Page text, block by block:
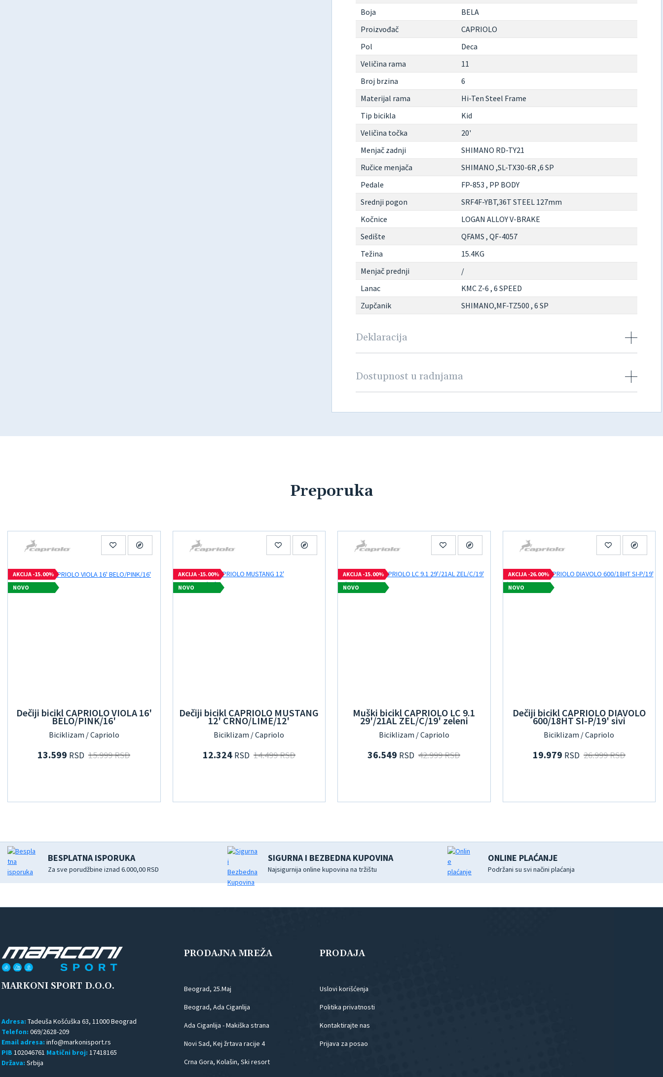
Boja
BELA
Proizvođač
CAPRIOLO
Pol
Deca
Veličina rama
11
Broj brzina
6
Materijal rama
Hi-Ten Steel Frame
Tip bicikla
Kid
Veličina točka
20'
Menjač zadnji
SHIMANO RD-TY21
Ručice menjača
SHIMANO ,SL-TX30-6R ,6 SP
Pedale
FP-853 , PP BODY
Srednji pogon
SRF4F-YBT,36T STEEL 127mm
Kočnice
LOGAN ALLOY V-BRAKE
Sedište
QFAMS , QF-4057
Težina
15.4KG
Menjač prednji
/
Lanac
KMC Z-6 , 6 SPEED
Zupčanik
SHIMANO,MF-TZ500 , 6 SP
Deklaracija
Dostupnost u radnjama
Preporuka
AKCIJA -15.00%
NOVO
Dečiji bicikl CAPRIOLO VIOLA 16'
BELO/PINK/16'
Biciklizam / Capriolo
13.599 RSD 15.999 RSD
AKCIJA -15.00%
NOVO
Dečiji bicikl CAPRIOLO MUSTANG
12' CRNO/LIME/12'
Biciklizam / Capriolo
12.324 RSD 14.499 RSD
AKCIJA -15.00%
NOVO
Muški bicikl CAPRIOLO LC 9.1
29'/21AL ZEL/C/19' zeleni
Biciklizam / Capriolo
36.549 RSD 42.999 RSD
AKCIJA -26.00%
NOVO
Dečiji bicikl CAPRIOLO DIAVOLO
600/18HT SI-P/19' sivi
Biciklizam / Capriolo
19.979 RSD 26.999 RSD
BESPLATNA ISPORUKA
Za sve porudžbine iznad 6.000,00 RSD
SIGURNA I BEZBEDNA KUPOVINA
Najsigurnija online kupovina na tržištu
ONLINE PLAĆANJE
Podržani su svi načini plaćanja
MARKONI SPORT D.O.O.
Adresa: Tadeuša Košćuška 63, 11000 Beograd
Telefon: 069/2628-209
Email adresa:
PIB 102046761 Matični broj: 17418165
Država: Srbija
PRODAJNA MREŽA
Beograd, 25.Maj
Beograd, Ada Ciganlija
Ada Ciganlija - Makiška strana
Novi Sad, Kej žrtava racije 4
Crna Gora, Kolašin, Ski resort
PRODAJA
Uslovi korišćenja
Politika privatnosti
Kontaktirajte nas
Prijava za posao